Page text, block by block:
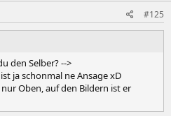
#125
den Selber? -->
ja schonmal ne Ansage xD
Oben, auf den Bildern ist er